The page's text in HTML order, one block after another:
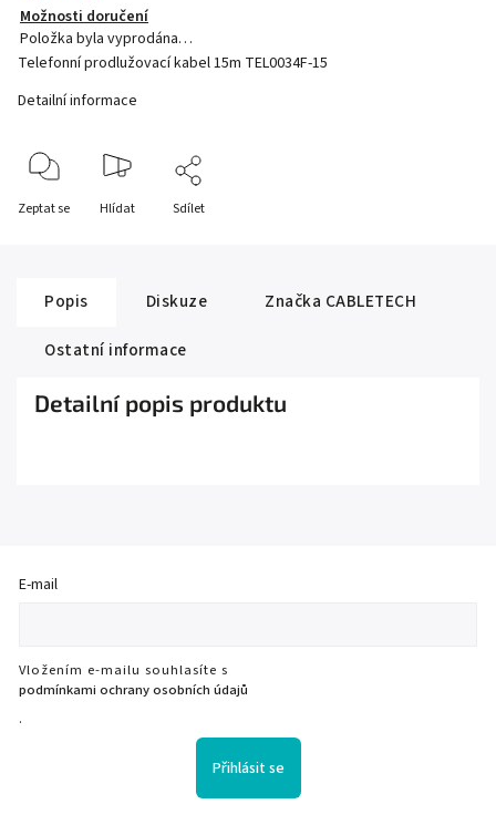
Možnosti doručení
Položka byla vyprodána…
Telefonní prodlužovací kabel 15m TEL0034F-15
Detailní informace
Zeptat se Hlídat Sdílet
Popis Diskuze Značka CABLETECH
Ostatní informace
Detailní popis produktu
E-mail
Vložením e-mailu souhlasíte s
podmínkami ochrany osobních údajů
.
Přihlásit se